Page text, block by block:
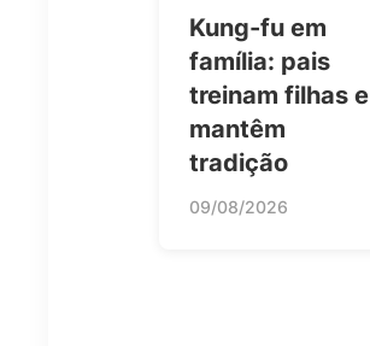
Kung-fu em
família: pais
treinam filhas e
mantêm
tradição
09/08/2026